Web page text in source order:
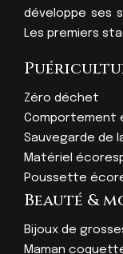
développe ses
Les premiers
Zéro déchet
Comportement
Sauvegarde de
Matériel
Poussette
Beauté &
Bijoux de
Maman